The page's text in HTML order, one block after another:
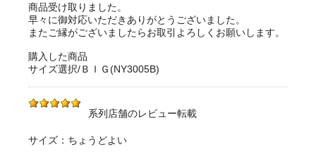
商品受け取りました。
早々に御対応いただきありがとうございました。
またご縁がございましたらお取引よろしくお願いします。
購入した商品
サイズ選択/ＢＩＧ(NY3005B)
系列店舗のレビュー転載
サイズ：ちょうどよい